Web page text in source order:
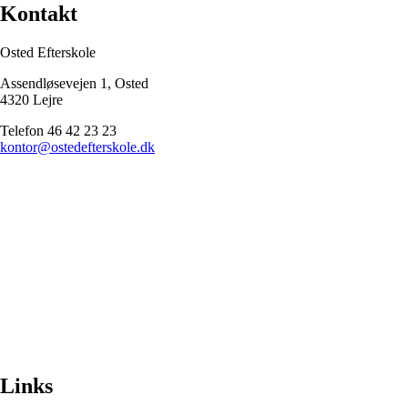
Kontakt
Osted Efterskole
Assendløsevejen 1, Osted
4320 Lejre
Telefon 46 42 23 23
kontor@ostedefterskole.dk
Links